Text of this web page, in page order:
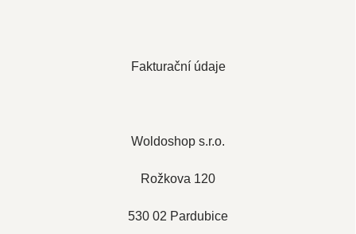
Fakturační údaje
Woldoshop s.r.o.
Rožkova 120
530 02 Pardubice